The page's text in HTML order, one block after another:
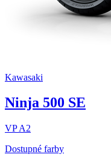
Kawasaki
Ninja 500 SE
VPA2
Dostupné farby